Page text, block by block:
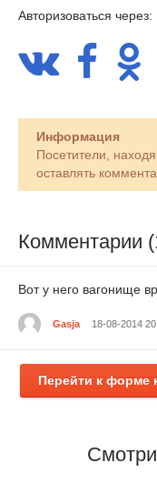
Авторизоваться через:
Информация
Посетители,
оставлять
Комментарии
Вот у него вагонище
Gasja 18-08-2014
Перейти к форме